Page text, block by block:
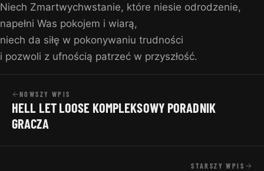
Niech Zmartwychwstanie, które niesie odrodzenie,
napełni Was pokojem i wiarą,
niech da siłę w pokonywaniu trudności
i pozwoli z ufnością patrzeć w przyszłość.
NOWSZY WPIS
HELL LET LOOSE KOMPLEKSOWY PORADNIK
GRACZA
STARSZY WPIS